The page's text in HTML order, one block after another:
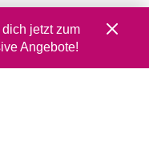
dich jetzt zum
Angebote!